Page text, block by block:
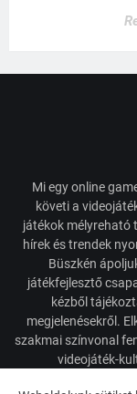
Mi egy online
követi a
játékok mélyreható
hírek és trendek
Büszkén
játékfejlesztő
kézből
megjelenésekről.
szakmai színvonal
videojáték-